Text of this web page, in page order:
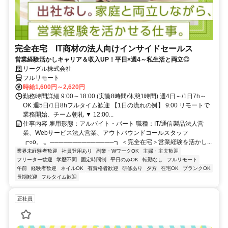
完全在宅 IT商材の法人向けインサイドセールス
営業経験活かしキャリア＆収入UP！平日×週4～私生活と両立◎
リーグル株式会社
フルリモート
時給1,600円～2,620円
勤務時間詳細 9:00～18:00 (実働8時間/休憩1時間) 週4日～/1日7h～
OK 週5日/1日8hフルタイム歓迎 【1日の流れの例】 9:00 リモートで
業務開始、チーム朝礼 ▼ 12:00...
仕事内容 雇用形態：アルバイト・パート 職種：IT/通信製品法人営
業、Webサービス法人営業、アウトバウンドコールスタッフ
┏○o。.。──────────────┓ ＜完全在宅＞営業経験を活かし...
業界未経験者歓迎 社員登用あり 副業・WワークOK
主婦・主夫歓迎
フリーター歓迎
学歴不問 固定時間制 平日のみOK 転勤なし
フルリモート
午前
経験者歓迎 ネイルOK 有資格者歓迎 研修あり 夕方 在宅OK
ブランクOK
長期歓迎
フルタイム歓迎
正社員